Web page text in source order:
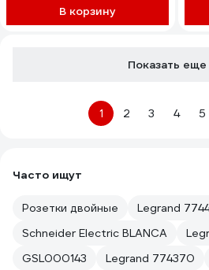
IP20 16А 250В винтовые
зажимы накладной монтаж
В корзину
Показать
1 2 3 4 5
Часто ищут
Розетки двойные Legrand
Schneider Electric BLANCA
GSL000143
Legrand 774370